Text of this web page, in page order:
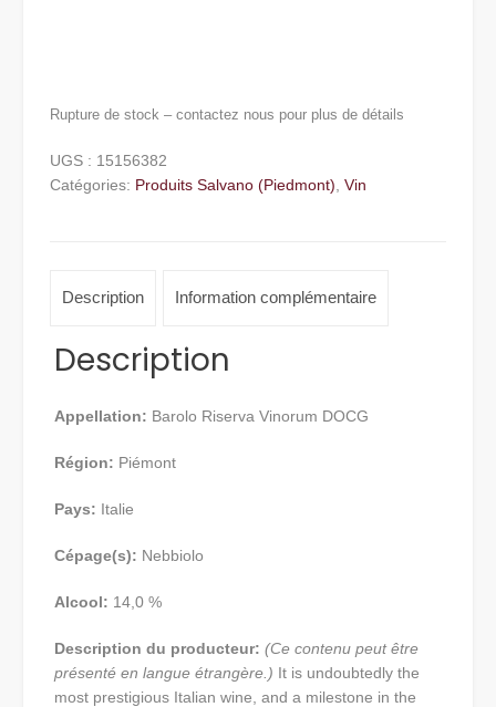
Rupture de stock – contactez nous pour plus de détails
UGS : 15156382
Catégories: Produits Salvano (Piedmont) Vin
Description Information complémentaire
Description
Appellation: Barolo Riserva Vinorum DOCG
Région: Piémont
Pays: Italie
Cépage(s): Nebbiolo
Alcool: 14,0 %
Description du producteur: (Ce contenu peut être
présenté en langue étrangère.) It is undoubtedly the
most prestigious Italian wine, and a milestone in the